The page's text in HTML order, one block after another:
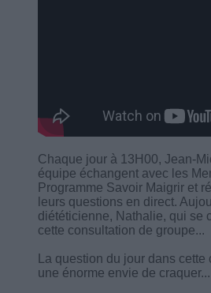
Chaque jour à 13H00, Jean-
équipe échangent avec les
Programme Savoir Maigrir et
leurs questions en direct.
diététicienne, Nathalie, qui se
cette consultation de groupe...
La question du jour dans
une énorme envie de